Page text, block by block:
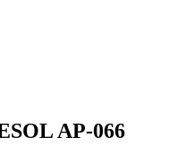
AP-066